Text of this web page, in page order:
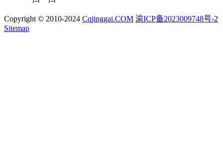
Copyright © 2010-2024 Cqjinggai.COM 渝ICP备2023009748号-2
Sitemap